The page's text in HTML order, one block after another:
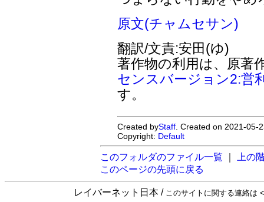
原文(チャムセサン)
翻訳/文責:安田(ゆ)
著作物の利用は、原著
センスバージョン2:営
す。
Created byStaff . Created on 2021-
Copyright: Default
このフォルダのファイル一覧
上の
このページの先頭に戻る
レイバーネット日本 / このサイトに関する連絡は